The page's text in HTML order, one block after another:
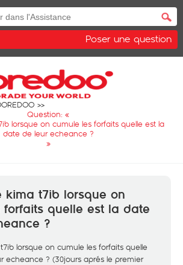
Poser une question
Question: «
lorsque on cumule les forfaits quelle est la
date de leur echeance ?
»
kima t7ib lorsque on
forfaits quelle est la date
?
lorsque on cumule les forfaits quelle
echeance ? (30jours aprés le premier